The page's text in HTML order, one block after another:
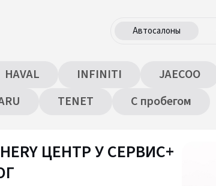
Автосалоны
HAVAL INFINITI JAECOO
TENET С пробегом
ЦЕНТР У СЕРВИС+